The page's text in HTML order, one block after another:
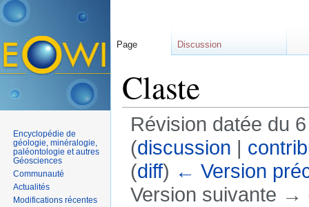
Claste
Révision datée du
(discussion |
(diff) ← Version
Version suivante →
Page Discussion
Encyclopédie de
géologie, minéralogie,
paléontologie et autres
Géosciences
Communauté
Actualités
Modifications récentes